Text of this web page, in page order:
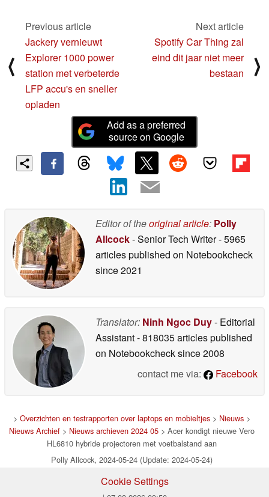
⟨
Previous article
Jackery vernieuwt
Explorer 1000 power
station met verbeterde
LFP accu's en sneller
opladen
Next article
Spotify Car Thing zal
eind dit jaar niet meer
bestaan
⟩
Add as a preferred
source on Google
Editor of theoriginal article: Polly
Allcock- Senior Tech Writer- 5965
articles published on Notebookcheck
since 2021
Translator: Ninh Ngoc Duy- Editorial
Assistant- 818035 articles published
on Notebookchecksince 2008
contact me via:
Facebook
> Overzichten en testrapporten over laptops en mobieltjes> Nieuws>
Nieuws Archief> Nieuws archieven 2024 05> Acer kondigt nieuwe Vero
HL6810 hybride projectoren met voetbalstand aan
Polly Allcock, 2024-05-24 (Update: 2024-05-24)
Cookie Settings